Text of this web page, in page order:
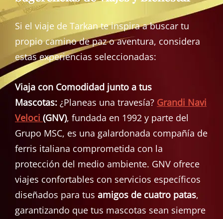
Si el viaje de Tarkan te inspira a buscar tu
propio camino de paz o aventura, considera
estas experiencias seleccionadas:
Viaja con Comodidad junto a tus
Mascotas: ¿Planeas una travesía? Grandi Navi
Veloci (GNV), fundada en 1992 y parte del
Grupo MSC, es una galardonada compañía de
ferris italiana comprometida con la
protección del medio ambiente. GNV ofrece
viajes confortables con servicios específicos
diseñados para tus amigos de cuatro patas,
garantizando que tus mascotas sean siempre